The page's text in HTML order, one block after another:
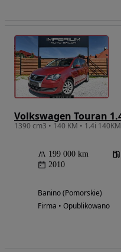
Volkswagen Touran
199 000 km
2010
Banino (Pomorskie)
Firma • Opublikowano